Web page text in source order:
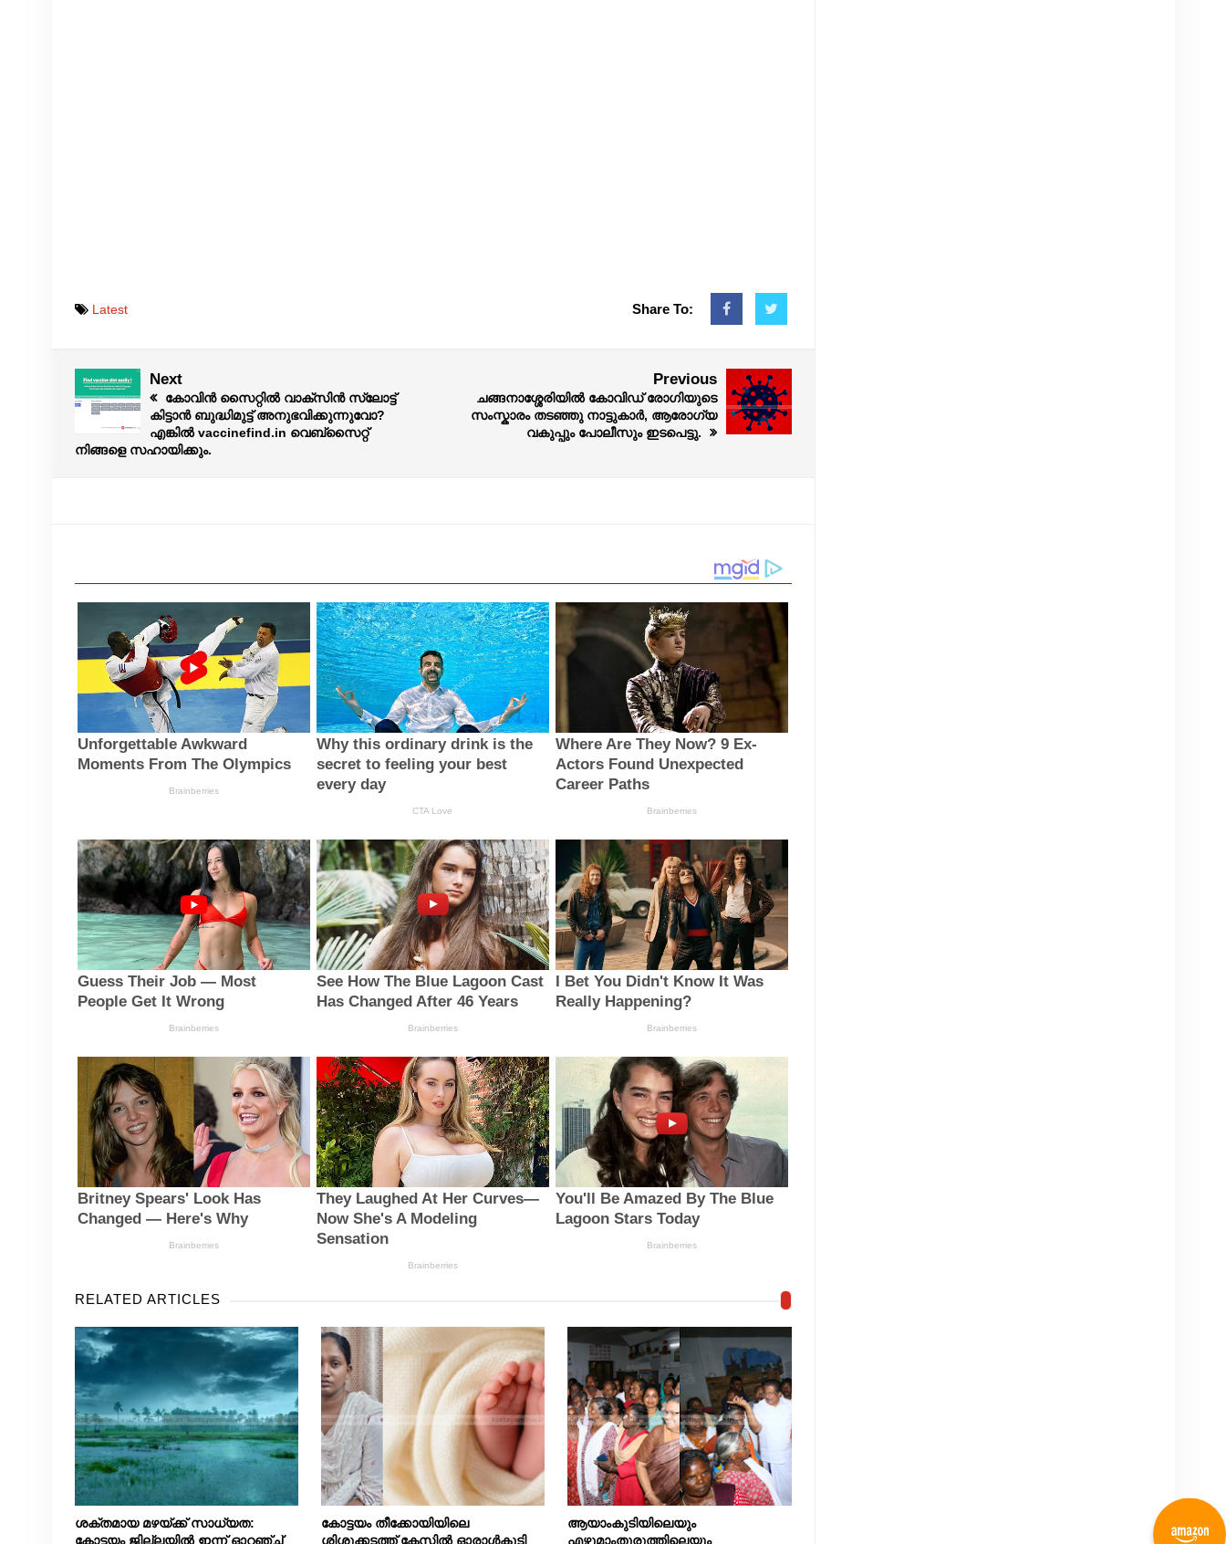
Latest Share To:
Next
കോവിൻ സൈറ്റിൽ വാക്‌സിൻ സ്ലോട്ട്
കിട്ടാൻ ബുദ്ധിമുട്ട് അനുഭവിക്കുന്നുവോ?
എങ്കിൽ vaccinefind.in വെബ്‌സൈറ്റ്
നിങ്ങളെ സഹായിക്കും.
Previous
ചങ്ങനാശ്ശേരിയിൽ കോവിഡ് രോഗിയുടെ
സംസ്കാരം തടഞ്ഞു നാട്ടുകാർ, ആരോഗ്യ
വകുപ്പും പോലീസും ഇടപെട്ടു.
RELATED ARTICLES
ശക്തമായ മഴയ്ക്ക് സാധ്യത:
കോട്ടയം ജില്ലയിൽ ഇന്ന് ഓറഞ്ച്
കോട്ടയം തീക്കോയിയിലെ
ശിശുക്കടത്ത് കേസിൽ ഓരാൾകൂടി
ആയാംകുടിയിലെയും
എഴുമാംതുരുത്തിലെയും